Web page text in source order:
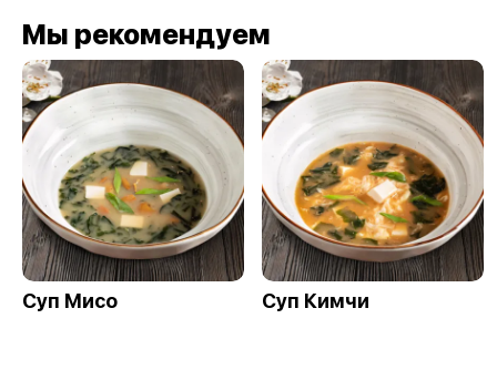
Мы рекомендуем
Суп Мисо Суп Кимчи